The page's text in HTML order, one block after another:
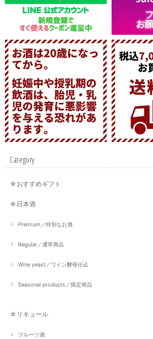
Category
☆おすすめギフト
☆日本酒
Premium／特別なお酒
Regular／通常商品
Wine yeast／ワイン酵母仕込
Seasonal products／限定商品
☆リキュール
フルーツ酒